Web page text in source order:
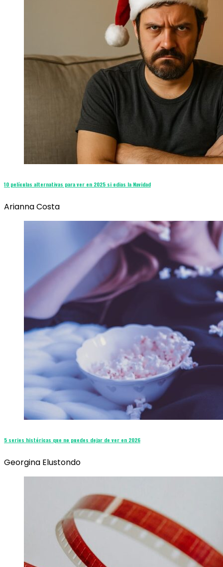
10 películas alternativas para ver en 2025 si odias la Navidad
Arianna Costa
5 series históricas que no puedes dejar de ver en 2026
Georgina Elustondo